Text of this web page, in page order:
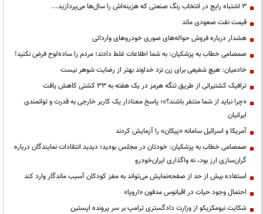
3 اشتباه رایج در انتخاب رنگ صنعتی که هزینه‌اش را سال‌ها می‌پردازید...
قیمت نفت صعودی ماند
هشدار درباره فروش حواله‌های صوری خودروهای وارداتی
صمصامی خطاب به پزشکیان: به شما اطلاعات غلط دادند؛ مردم را ساده‌لوح فرض نکنید!
خادمیان: هیچ شفیعی برای زن نزد خداوند بهتر از رضایت شوهر نیست
ترافیک کشتیرانی از طریق تنگه هرمز در یک هفته به ۳۳ کشتی کاهش یافت
«چرا نباید از شما متنفر باشند؟»؛ پاسخ معنادار یک کاربر خارجی به قدرت و توانمندی
ایرانیان
آمریکا و اسرائیل سامانه «پیکان» را آزمایش کردند
صمصامی خطاب به پزشکیان: خودتان در مجلس بودید؛ دیدید انتقادات نمایندگان درباره
گران‌سازی ارز بود، نه واگذاری ایران‌خودرو
استفاده بیش از حد از صفحه‌نمایش می‌تواند به مغز کودکان آسیب ماندگار وارد کند
احتمال وجود حیات در اقیانوس مدفون «اروپا»
شکایت نیومکزیکو از وزارت دادگستری ترامپ بر سر پرونده اپستین